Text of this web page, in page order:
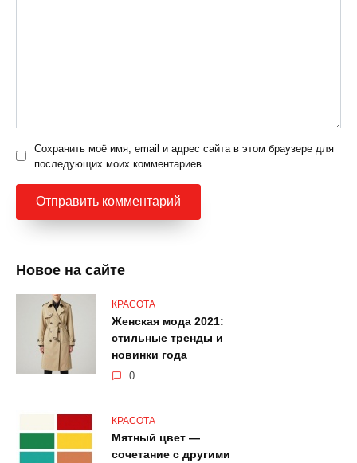
Сохранить моё имя, email и адрес сайта в этом браузере для
последующих моих комментариев.
Новое на сайте
КРАСОТА
Женская мода 2021:
стильные тренды и
новинки года
0
КРАСОТА
Мятный цвет —
сочетание с другими